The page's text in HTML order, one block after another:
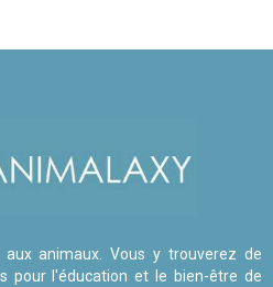
animaux. Vous y trouverez de
pour l'éducation et le bien-être de